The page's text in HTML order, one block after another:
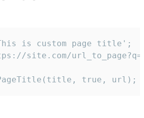
is custom page title';
site.com/
true, url);